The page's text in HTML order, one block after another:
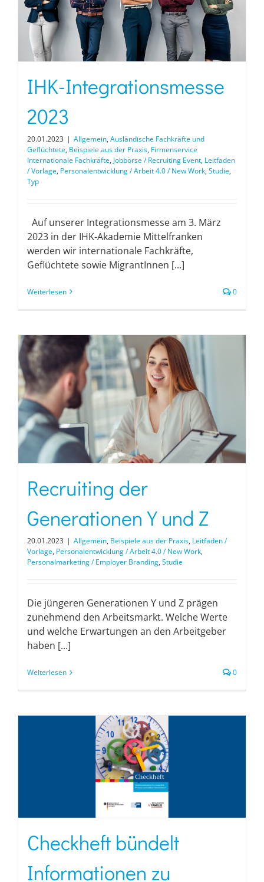
IHK-Integrationsmesse
2023
20.01.2023 | Allgemein, Ausländische Fachkräfte und
Geflüchtete, Beispiele aus der Praxis, Firmenservice
Internationale Fachkräfte, Jobbörse / Recruiting Event, Leitfaden
/ Vorlage, Personalentwicklung / Arbeit 4.0 / New Work, Studie,
Typ
Auf unserer Integrationsmesse am 3. März
2023 in der IHK-Akademie Mittelfranken
werden wir internationale Fachkräfte,
Geflüchtete sowie MigrantInnen [...]
Weiterlesen 0
Recruiting der
Generationen Y und Z
20.01.2023 | Allgemein, Beispiele aus der Praxis, Leitfaden /
Vorlage, Personalentwicklung / Arbeit 4.0 / New Work,
Personalmarketing / Employer Branding, Studie
Die jüngeren Generationen Y und Z prägen
zunehmend den Arbeitsmarkt. Welche Werte
und welche Erwartungen an den Arbeitgeber
haben [...]
Weiterlesen 0
Checkheft bündelt
Informationen zu